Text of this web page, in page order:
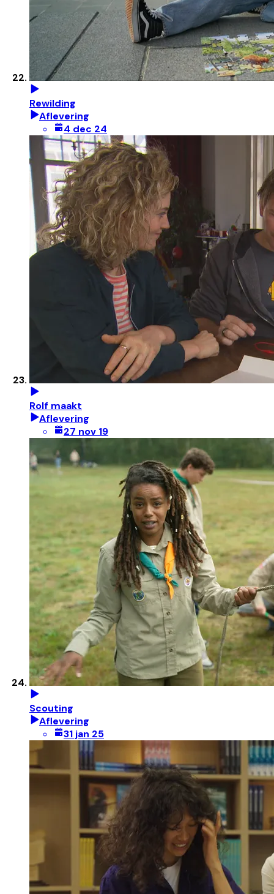
Rewilding
Aflevering
4 dec 24
Rolf maakt
Aflevering
27 nov 19
Scouting
Aflevering
31 jan 25